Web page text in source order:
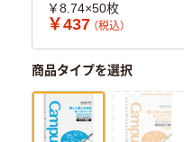
￥8.74×50枚
￥437 （税込）
商品タイプを選択